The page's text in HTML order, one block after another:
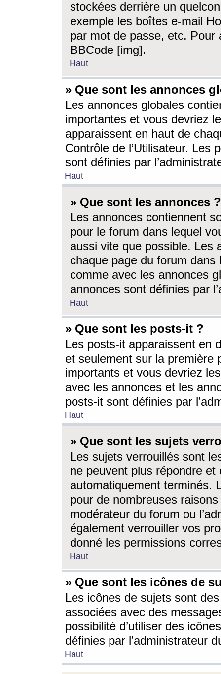
stockées derrière un
exemple les boîtes e-mail
par mot de passe, etc. Pour
BBCode [img].
Haut
» Que sont les annonces
Les annonces globales
importantes et vous devriez
apparaissent en haut de
Contrôle de l’Utilisateur. Les
sont définies par
Haut
» Que sont les annonces ?
Les annonces contiennent
pour le forum dans lequel
aussi vite que possible. Les
chaque page du forum dans
comme avec les annonces
annonces sont définies par
Haut
» Que sont les posts-it ?
Les posts-it apparaissent en
et seulement sur la première
importants et vous devriez
avec les annonces et les
posts-it sont définies par
Haut
» Que sont les sujets
Les sujets verrouillés sont
ne peuvent plus répondre
automatiquement terminés.
pour de nombreuses
modérateur du forum ou
également verrouiller vos
donné les permissions
Haut
» Que sont les icônes de
Les icônes de sujets sont
associées avec des
possibilité d’utiliser des
définies par l’administrateur
Haut